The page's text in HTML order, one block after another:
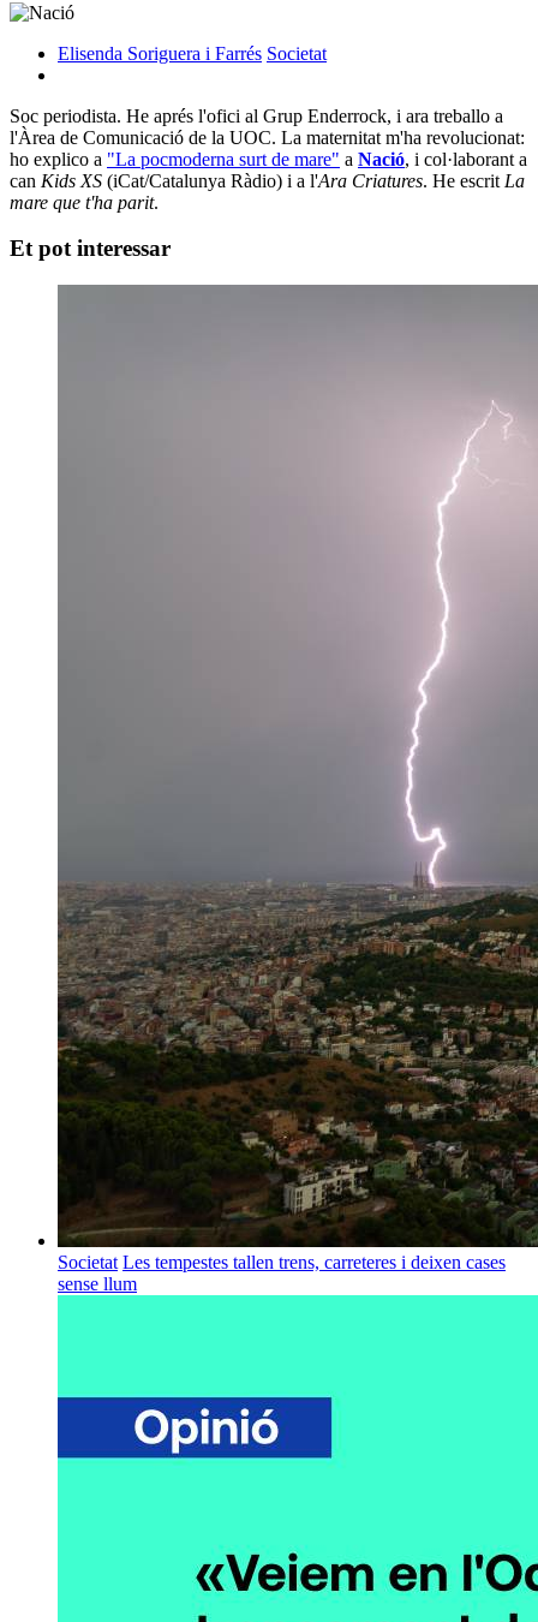
Elisenda Soriguera i Farrés Societat
Soc periodista. He aprés l'ofici al Grup Enderrock, i ara treballo a
l'Àrea de Comunicació de la UOC. La maternitat m'ha revolucionat:
ho explico a "La pocmoderna surt de mare" a Nació, i col·laborant a
can Kids XS (iCat/Catalunya Ràdio) i a l'Ara Criatures. He escrit La
mare que t'ha parit.
Et pot interessar
Societat Les tempestes tallen trens, carreteres i deixen cases
sense llum